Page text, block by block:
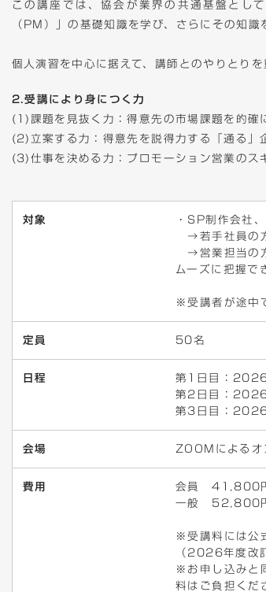
この講座では、協会が業界の共通基盤とし
（PM）」の基礎知識を学び、さらにその知
個人演習を中心に据えて、講師とのやりとり
2.受講により身につく力
(1)課題を見抜く力：得意先の市場課題を的確
(2)立案する力：得意先を説得力する「通る」
(3)仕事を決める力：プロモーション営業のス
対象
・SP制作会社
→若手社員の
→営業担当の方
ムーズに把握で
※受講者が途中
定員 50名
日程
第1日目：
第2日目：
第3日目：
会場 ZOOMによるオ
費用
会員 41,800円
一般 52,800円
※受講料には公
（2026年度改
※お申し込みと
料はご負担くだ